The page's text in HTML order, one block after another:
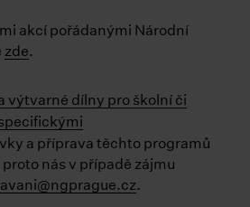
akcí pořádanými Národní
zde.
výtvarné dílny pro školní či
a příprava těchto programů
nás v případě zájmu
.